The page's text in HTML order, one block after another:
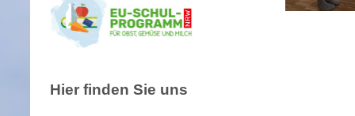
Hier finden Sie uns